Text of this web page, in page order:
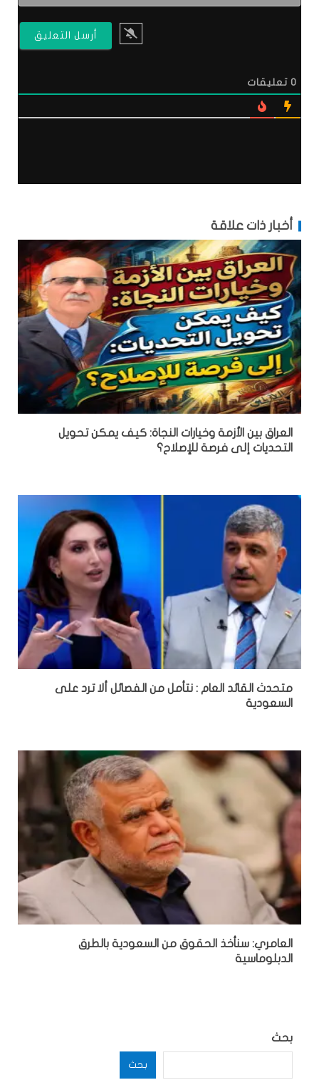
0 تعليقات
أخبار ذات علاقة
العراق بين الأزمة وخيارات النجاة: كيف يمكن تحويل
التحديات إلى فرصة للإصلاح؟
متحدث القائد العام : نتأمل من الفصائل ألا ترد على
السعودية
العامري: سنأخذ الحقوق من السعودية بالطرق
الدبلوماسية
بحث
بحث